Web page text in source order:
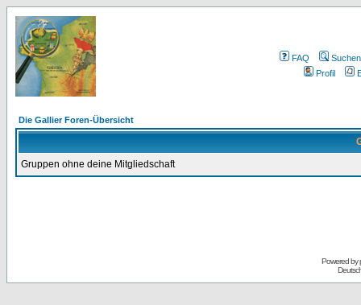
FAQ
Suchen
Profil
Die Gallier Foren-Übersicht
Gruppen ohne deine Mitgliedschaft
Powered by